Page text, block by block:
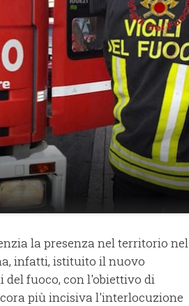
la presenza nel territorio nel
infatti, istituito il nuovo
fuoco, con l'obiettivo di
più incisiva l'interlocuzione